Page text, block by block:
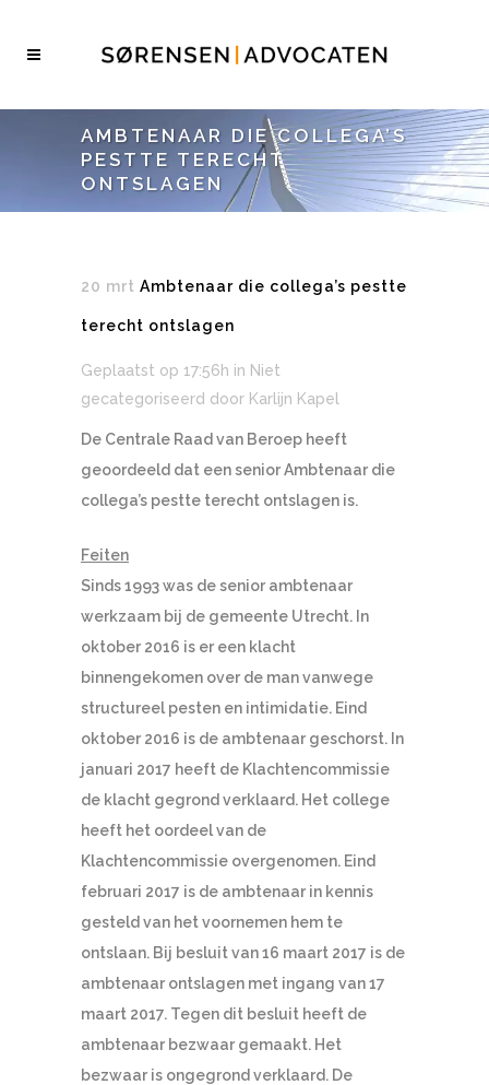
AMBTENAAR DIE COLLEGA’S
PESTTE TERECHT
ONTSLAGEN
20 mrt Ambtenaar die collega’s pestte
terecht ontslagen
Geplaatst op 17:56h in Niet
gecategoriseerd door Karlijn Kapel
De Centrale Raad van Beroep heeft
geoordeeld dat een senior Ambtenaar die
collega’s pestte terecht ontslagen is.
Feiten
Sinds 1993 was de senior ambtenaar
werkzaam bij de gemeente Utrecht. In
oktober 2016 is er een klacht
binnengekomen over de man vanwege
structureel pesten en intimidatie. Eind
oktober 2016 is de ambtenaar geschorst. In
januari 2017 heeft de Klachtencommissie
de klacht gegrond verklaard. Het college
heeft het oordeel van de
Klachtencommissie overgenomen. Eind
februari 2017 is de ambtenaar in kennis
gesteld van het voornemen hem te
ontslaan. Bij besluit van 16 maart 2017 is de
ambtenaar ontslagen met ingang van 17
maart 2017. Tegen dit besluit heeft de
ambtenaar bezwaar gemaakt. Het
bezwaar is ongegrond verklaard. De